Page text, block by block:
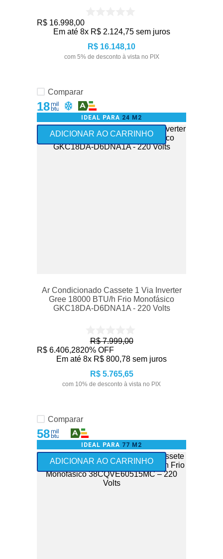
R$ 16.998,00
Em até 8x R$ 2.124,75sem juros
R$ 16.148,10
com 5% de desconto à vista no PIX
Comparar
18
IDEAL PARA 24 M2
ADICIONAR AO CARRINHO
Ar Condicionado Cassete 1 Via Inverter
Gree 18000 BTU/h Frio Monofásico
GKC18DA-D6DNA1A - 220 Volts
R$ 7.999,00
R$ 6.406,2820% OFF
Em até 8x R$ 800,78 sem juros
R$ 5.765,65
com 10% de desconto à vista no PIX
Comparar
58
IDEAL PARA 77 M2
ADICIONAR AO CARRINHO